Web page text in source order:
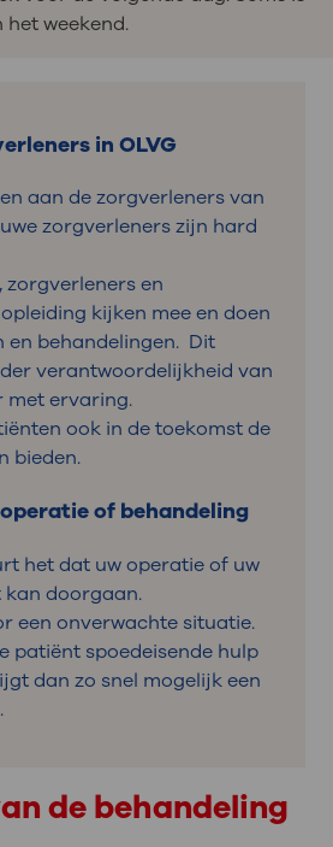
weekend.
in OLVG
aan de zorgverleners van
zorgverleners zijn hard
en
kijken mee en doen
en behandelingen. Dit
verantwoordelijkheid van
met ervaring.
ook in de toekomst de
bieden.
of behandeling
het dat uw operatie of uw
doorgaan.
een onverwachte situatie.
patiënt spoedeisende hulp
dan zo snel mogelijk een
de behandeling